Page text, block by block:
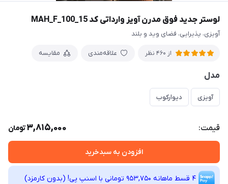
لوستر جدید فوق مدرن آویز وارداتی کد MAH_F_100_15
آویزی، پذیرایی، فضای وید و بلند
از 460 نظر علاقه‌مندی مقایسه
مدل
آویزی دیوارکوب
قیمت: 3,815,000تومان
افزودن به سبدخرید
4 قسط ماهانه 953,750 تومانی با اسنپ ‌پی! (بدون کارمزد)